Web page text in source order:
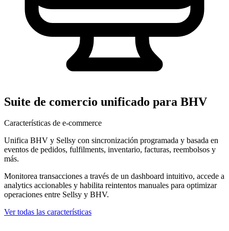
Suite de comercio unificado para BHV
Características de e-commerce
Unifica BHV y Sellsy con sincronización programada y basada en
eventos de pedidos, fulfilments, inventario, facturas, reembolsos y
más.
Monitorea transacciones a través de un dashboard intuitivo, accede a
analytics accionables y habilita reintentos manuales para optimizar
operaciones entre Sellsy y BHV.
Ver todas las características